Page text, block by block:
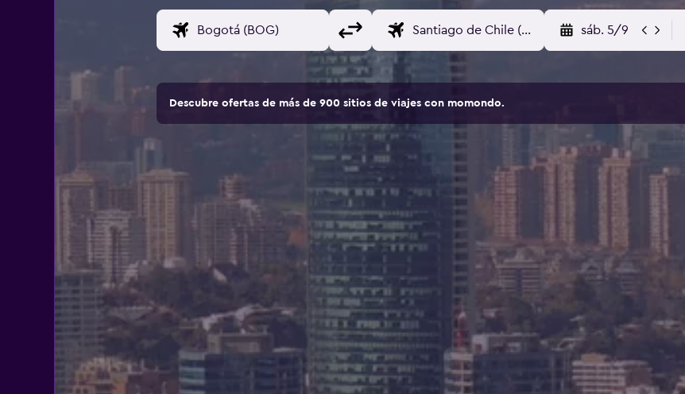
sáb. 5/9
Descubre ofertas de más de 900 sitios de viajes con momondo.